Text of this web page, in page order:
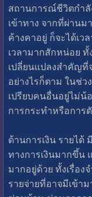
สถานการณ์ชีวิตกำลั
เข้าทาง จากที่ผ่าน
ค้างคาอยู่ ก็จะได้เว
เวลามากสักหน่อย
เปลี่ยนแปลงสำคัญที่
อย่างไรก็ตาม ในช่
เปรียบคนอื่นอยู่ไม่น้
การกระทำหรือการ
ด้านการเงิน รายไ
ทางการเงินมากขึ้น
มากอยู่ด้วย ทั้งเรื่อง
รายจ่ายที่อาจมีเข้า